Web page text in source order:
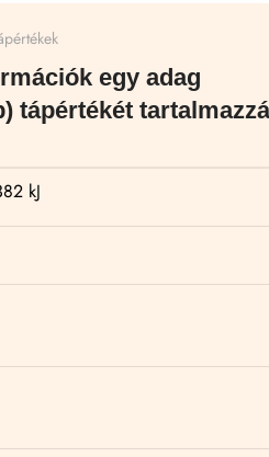
egy adag
tápértékét
kJ